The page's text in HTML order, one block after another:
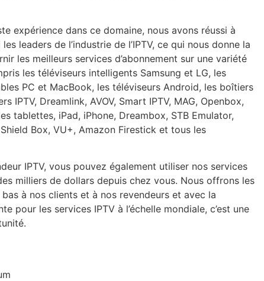
expérience dans ce domaine, nous avons réussi à
leaders de l’industrie de l’IPTV, ce qui nous donne la
les meilleurs services d’abonnement sur une variété
les téléviseurs intelligents Samsung et LG, les
PC et MacBook, les téléviseurs Android, les boîtiers
IPTV, Dreamlink, AVOV, Smart IPTV, MAG, Openbox,
tablettes, iPad, iPhone, Dreambox, STB Emulator,
Box, VU+, Amazon Firestick et tous les
IPTV, vous pouvez également utiliser nos services
milliers de dollars depuis chez vous. Nous offrons les
à nos clients et à nos revendeurs et avec la
pour les services IPTV à l’échelle mondiale, c’est une